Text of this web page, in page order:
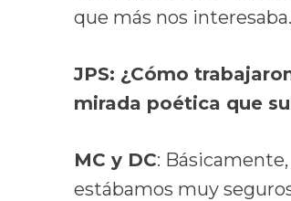
que más nos interesaba.
JPS: ¿Cómo
mirada poética que
MC y DC:
estábamos muy